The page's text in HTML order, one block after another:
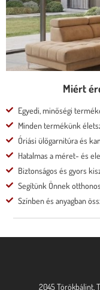
Miért
Egyedi, minőségi
Minden termékünk
Óriási ülőgarnitúra és
Hatalmas a méret- és
Biztonságos és gyors
Segítünk Önnek
Színben és anyagban
2045 Törökbálint,